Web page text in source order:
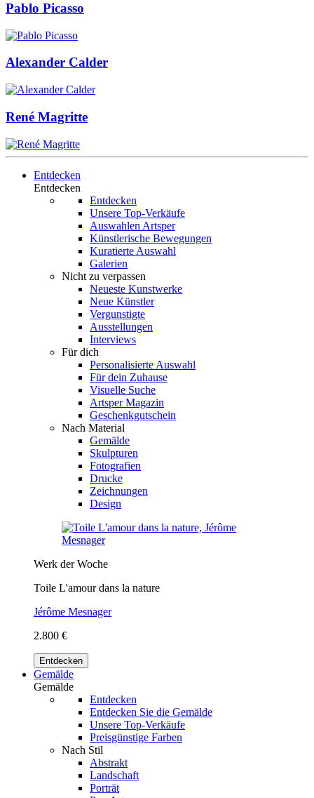
Pablo Picasso
Alexander Calder
René Magritte
Entdecken
Entdecken
Entdecken
Unsere Top-Verkäufe
Auswahlen Artsper
Künstlerische Bewegungen
Kuratierte Auswahl
Galerien
Nicht zu verpassen
Neueste Kunstwerke
Neue Künstler
Vergunstigte
Ausstellungen
Interviews
Für dich
Personalisierte Auswahl
Für dein Zuhause
Visuelle Suche
Artsper Magazin
Geschenkgutschein
Nach Material
Gemälde
Skulpturen
Fotografien
Drucke
Zeichnungen
Design
Werk der Woche
Toile L'amour dans la nature
Jérôme Mesnager
2.800 €
Entdecken
Gemälde
Gemälde
Entdecken
Entdecken Sie die Gemälde
Unsere Top-Verkäufe
Preisgünstige Farben
Nach Stil
Abstrakt
Landschaft
Porträt